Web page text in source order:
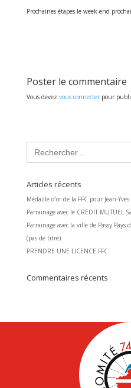
Prochaines étapes le week-end
Poster le commentaire
Vous devez vous connecterpour
Search
Articles récents
Médaille d’or de la FFC pour Jean-
Parrainage avec le CREDIT MUTUEL
Parrainage avec la ville de Passy Pays
(pas de titre)
PRENDRE UNE LICENCE FFC
Commentaires récents